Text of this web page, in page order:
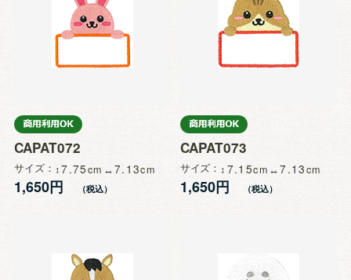
CAPAT072
サイズ 7.75 7.13
1,650円
CAPAT073
サイズ 7.15 7.13
1,650円